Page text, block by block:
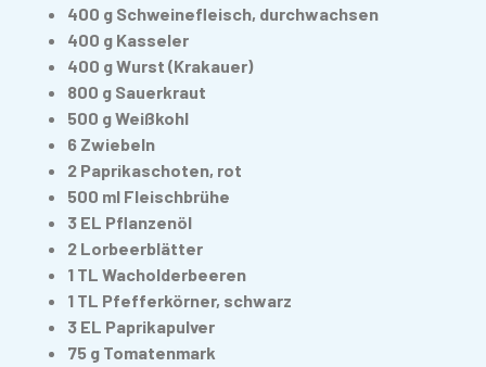
400 g Schweinefleisch, durchwachsen
400 g Kasseler
400 g Wurst (Krakauer)
800 g Sauerkraut
500 g Weißkohl
6 Zwiebeln
2 Paprikaschoten, rot
500 ml Fleischbrühe
3 EL Pflanzenöl
2 Lorbeerblätter
1 TL Wacholderbeeren
1 TL Pfefferkörner, schwarz
3 EL Paprikapulver
75 g Tomatenmark